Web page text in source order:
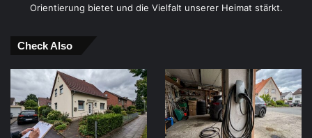
Orientierung bietet und die Vielfalt unserer Heimat stärkt.
Check Also